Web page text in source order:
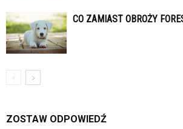
CO ZAMIAST OBROŻY
ZOSTAW ODPOWIEDŹ